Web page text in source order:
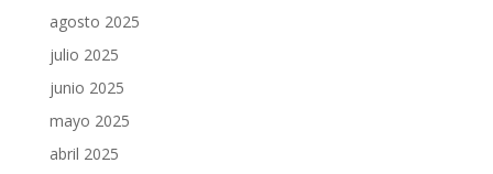
agosto 2025
julio 2025
junio 2025
mayo 2025
abril 2025